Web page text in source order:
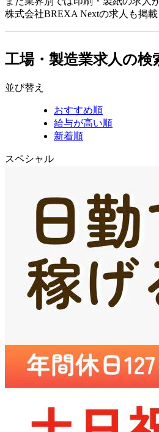
株式会社BREXA Nextの求人も掲
工場・製造業求人の検
並び替え
おすすめ順
給与が高い順
新着順
スペシャル